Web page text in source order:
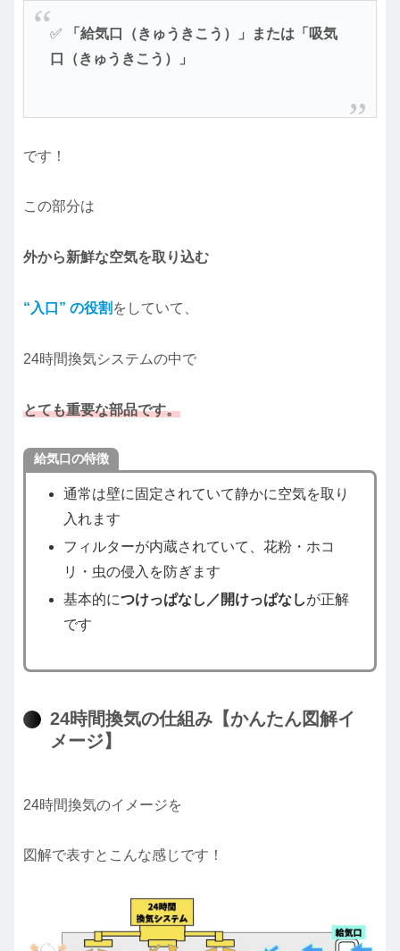
✅
「給気口（きゅうきこう）」または「吸気
口（きゅうきこう）」
です！
この部分は
外から新鮮な空気を取り込む
“入口” の役割 をしていて、
24時間換気システムの中で
とても重要な部品です。
給気口の特徴
通常は壁に固定されていて静かに空気を取り
入れます
フィルターが内蔵されていて、花粉・ホコ
リ・虫の侵入を防ぎます
基本的につけっぱなし／開けっぱなしが正解
です
24時間換気の仕組み【かんたん図解イ
メージ】
24時間換気のイメージを
図解で表すとこんな感じです！